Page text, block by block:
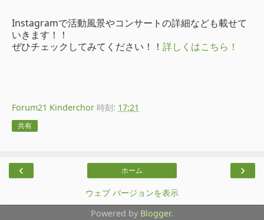
Instagramで活動風景やコンサートの詳細なども載せて
いきます！！
ぜひチェックしてみてください！！ 詳しくはこちら！
Forum21 Kinderchor 時刻: 17:21
共有
‹ ›
ホーム
ウェブ バージョンを表示
Powered by Blogger.